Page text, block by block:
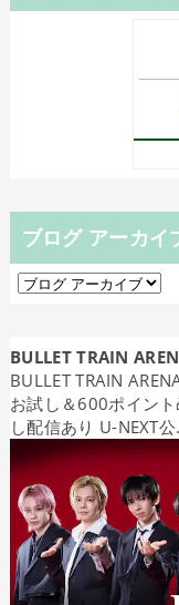
ブログ アーカイ
BULLET TRAIN
BULLET TRAIN
お試し＆600ポイン
し配信あり U-NEXT